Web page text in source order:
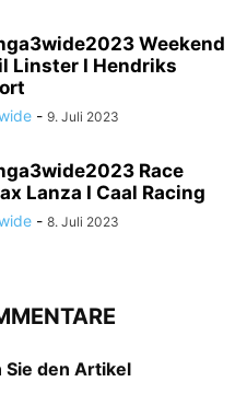
Weekend
Linster I Hendriks
- 9. Juli 2023
Race
Lanza I Caal Racing
- 8. Juli 2023
den Artikel